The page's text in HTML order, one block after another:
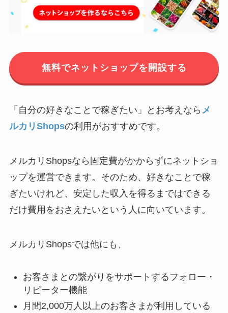
無料でネットショップを開設する
「自分の好きなことで稼ぎたい」とお考えなら メ
ルカリShopsの利用がおすすめです。
メルカリShopsなら固定費がかからずにネットショ
ップを運営できます。そのため、好きなことで稼
ぎたいけれど、安定した収入を得るまではできる
だけ費用をおさえたいという人に向いています。
メルカリShopsでは他にも、
お客さまとの繋がりをサポートするフォロー・
リピーター機能
月間2,000万人以上のお客さまが利用している